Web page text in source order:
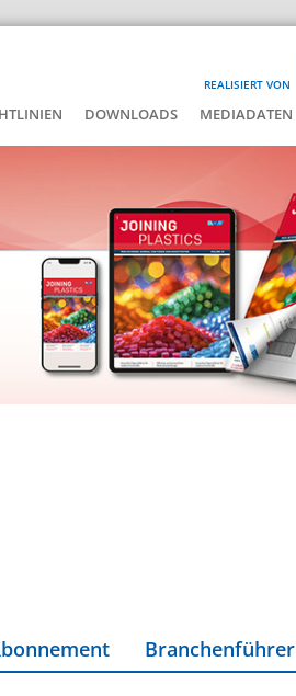
REALISIERT VON
DOWNLOADS MEDIADATEN
Branchenführer